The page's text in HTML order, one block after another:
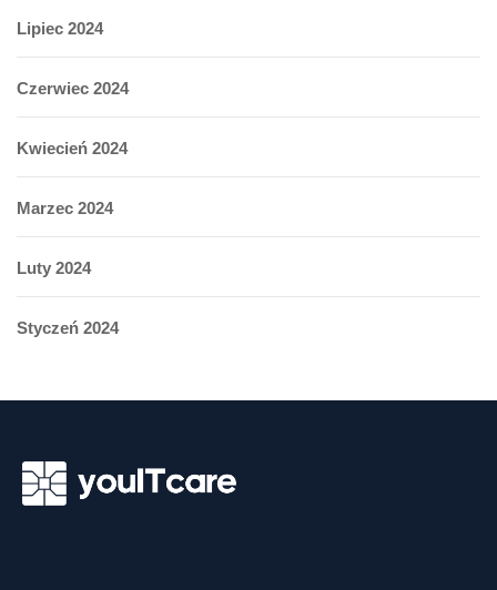
Lipiec 2024
Czerwiec 2024
Kwiecień 2024
Marzec 2024
Luty 2024
Styczeń 2024